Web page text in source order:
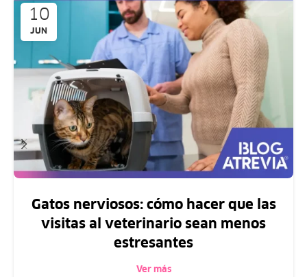
10
JUN
Gatos nerviosos: cómo hacer que las
visitas al veterinario sean menos
estresantes
Ver más